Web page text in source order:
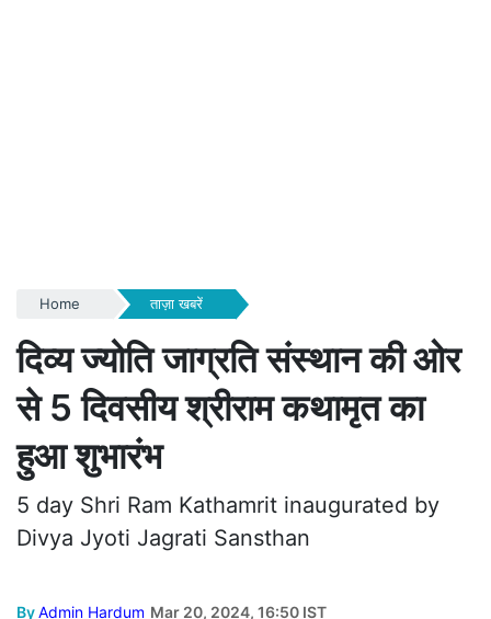
Home ताज़ा खबरें
दिव्य ज्योति जाग्रति संस्थान की ओर
से 5 दिवसीय श्रीराम कथामृत का
हुआ शुभारंभ
5 day Shri Ram Kathamrit inaugurated by
Divya Jyoti Jagrati Sansthan
ByAdmin Hardum Mar 20, 2024, 16:50 IST